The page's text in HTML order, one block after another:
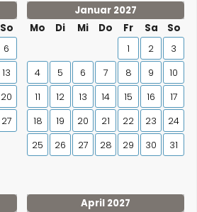
So
6
13
20
27
Januar 2027
Mo
Di Mi Do Fr Sa So
1 2
3
4
5 6 7 8 9
10
11
12 13 14 15 16
17
18
19 20 21 22 23
24
25
26 27 28 29 30 31
April 2027